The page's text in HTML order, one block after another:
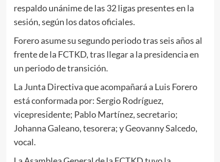
respaldo unánime de las 32 ligas presentes en la
sesión, según los datos oficiales.
Forero asume su segundo periodo tras seis años al
frente de la FCTKD, tras llegar a la presidencia en
un periodo de transición.
La Junta Directiva que acompañará a Luis Forero
está conformada por: Sergio Rodríguez,
vicepresidente; Pablo Martínez, secretario;
Johanna Galeano, tesorera; y Geovanny Salcedo,
vocal.